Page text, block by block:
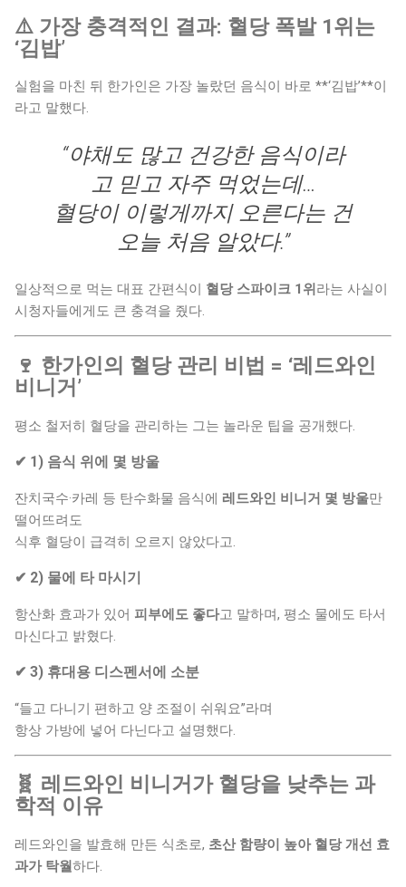
⚠️ 가장 충격적인 결과: 혈당 폭발 1위는
‘김밥’
실험을 마친 뒤 한가인은 가장 놀랐던 음식이 바로 **‘김밥’**이
라고 말했다.
“야채도 많고 건강한 음식이라
고 믿고 자주 먹었는데…
혈당이 이렇게까지 오른다는 건
오늘 처음 알았다.”
일상적으로 먹는 대표 간편식이 혈당 스파이크 1위 라는 사실이
시청자들에게도 큰 충격을 줬다.
🍷 한가인의 혈당 관리 비법 = ‘레드와인
비니거’
평소 철저히 혈당을 관리하는 그는 놀라운 팁을 공개했다.
✔ 1) 음식 위에 몇 방울
잔치국수·카레 등 탄수화물 음식에 레드와인 비니거 몇 방울만
떨어뜨려도
식후 혈당이 급격히 오르지 않았다고.
✔ 2) 물에 타 마시기
항산화 효과가 있어 피부에도 좋다고 말하며, 평소 물에도 타서
마신다고 밝혔다.
✔ 3) 휴대용 디스펜서에 소분
“들고 다니기 편하고 양 조절이 쉬워요”라며
항상 가방에 넣어 다닌다고 설명했다.
🧬 레드와인 비니거가 혈당을 낮추는 과
학적 이유
레드와인을 발효해 만든 식초로, 초산 함량이 높아 혈당 개선 효
과가 탁월하다.